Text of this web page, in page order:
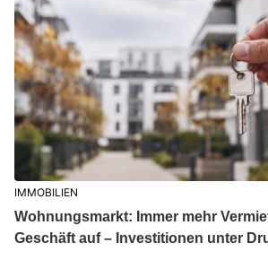
IMMOBILIEN
Wohnungsmarkt: Immer mehr
Geschäft auf – Investitionen unter